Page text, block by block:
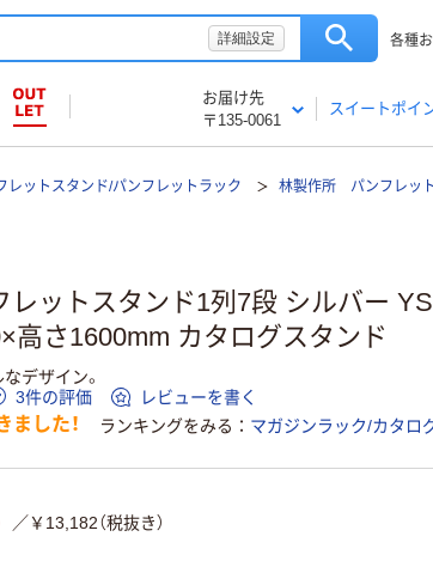
詳細設定 各種
お届け先
〒135-0061
スイートポイ
レットスタンド/パンフレットラック 林製作所 パンフレット
レットスタンド1列7段 シルバー
高さ1600mm カタログスタンド
デザイン。
3件の評価 レビューを書く
ました！ ランキングをみる マガジンラック/カタロ
／￥13,182（税抜き）